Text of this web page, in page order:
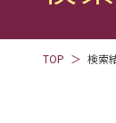
TOP 検索